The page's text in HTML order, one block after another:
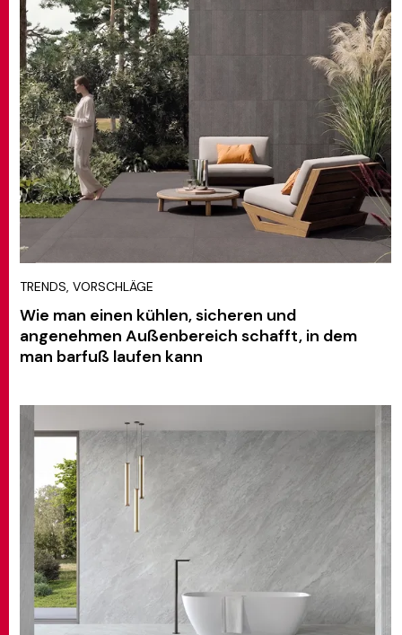
TRENDS, VORSCHLÄGE
Wie man einen kühlen, sicheren und
angenehmen Außenbereich schafft, in dem
man barfuß laufen kann